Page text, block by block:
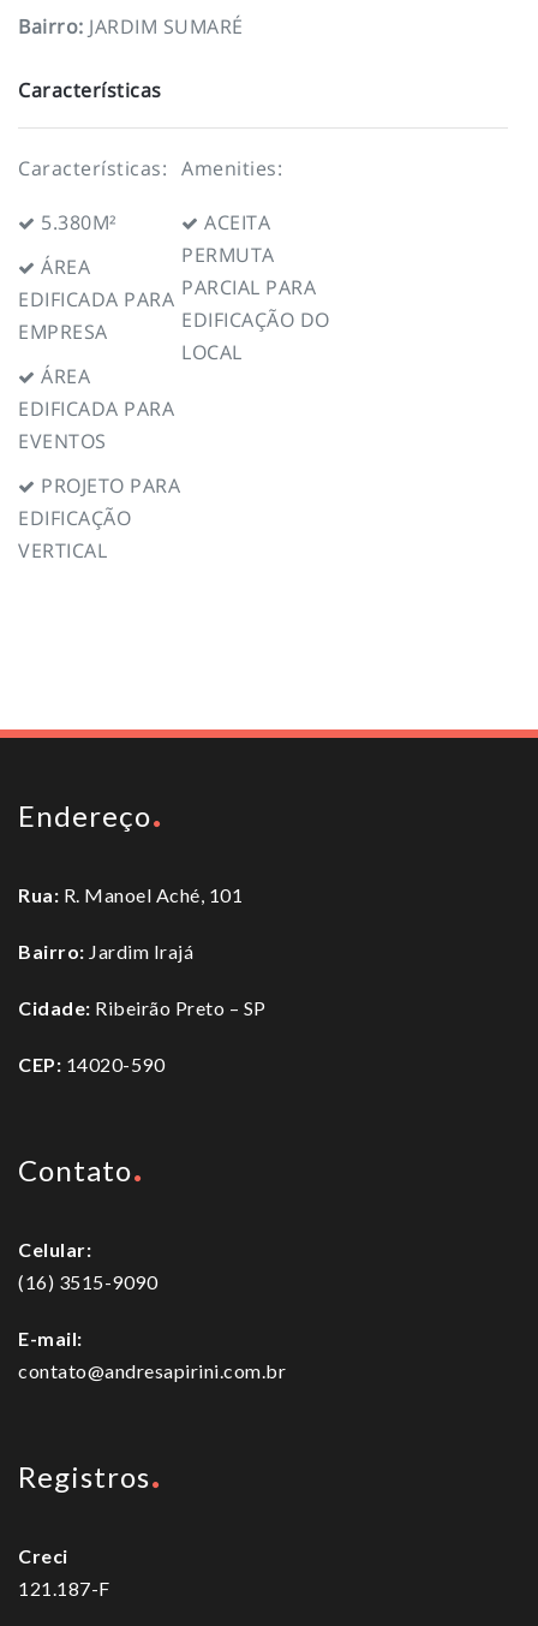
Bairro: JARDIM SUMARÉ
Características
Características:
5.380M²
ÁREA
EDIFICADA PARA
EMPRESA
ÁREA
EDIFICADA PARA
EVENTOS
PROJETO PARA
EDIFICAÇÃO
VERTICAL
Amenities:
ACEITA
PERMUTA
PARCIAL PARA
EDIFICAÇÃO DO
LOCAL
Endereço
Rua: R. Manoel Aché, 101
Bairro: Jardim Irajá
Cidade: Ribeirão Preto – SP
CEP: 14020-590
Contato
Celular:
(16) 3515-9090
E-mail:
contato@andresapirini.com.br
Registros
Creci
121.187-F